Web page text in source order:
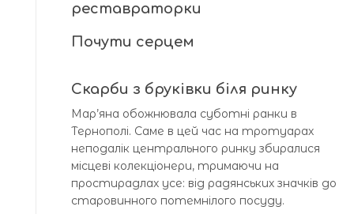
реставраторки
Почути серцем
Скарби з бруківки біля ринку
Мар’яна обожнювала суботні ранки в
Тернополі. Саме в цей час на тротуарах
неподалік центрального ринку збиралися
місцеві колекціонери, тримаючи на
простирадлах усе: від радянських значків до
старовинного потемнілого посуду.